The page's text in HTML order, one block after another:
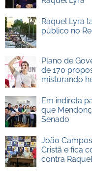
Raquel Lyra
público no
Plano de
de 170
misturando
Em indireta
que
Senado
João
Cristã e fica
contra Raquel